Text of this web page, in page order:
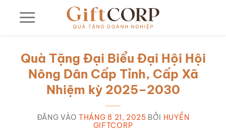
Quà Tặng Đại Biểu Đại Hội Hội
Nông Dân Cấp Tỉnh, Cấp Xã
Nhiệm kỳ 2025–2030
ĐĂNG VÀOTHÁNG 8 21, 2025 BỞI HUYỀN
GIFTCORP